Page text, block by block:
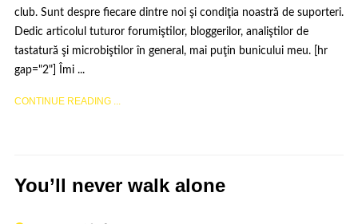
club. Sunt despre fiecare dintre noi şi condiţia noastră de suporteri.
Dedic articolul tuturor forumiştilor, bloggerilor, analiştilor de
tastatură şi microbiştilor în general, mai puţin bunicului meu. [hr
gap="2"] Îmi ...
CONTINUE READING ...
You’ll never walk alone